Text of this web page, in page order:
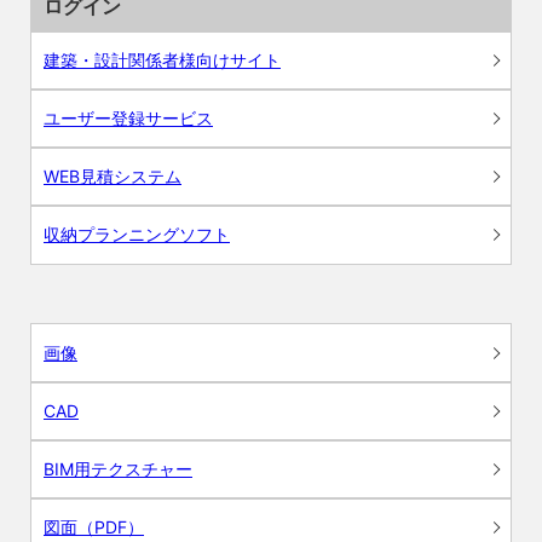
ログイン
建築・設計関係者様向けサイト
ユーザー登録サービス
WEB見積システム
収納プランニングソフト
画像
CAD
BIM用テクスチャー
図面（PDF）